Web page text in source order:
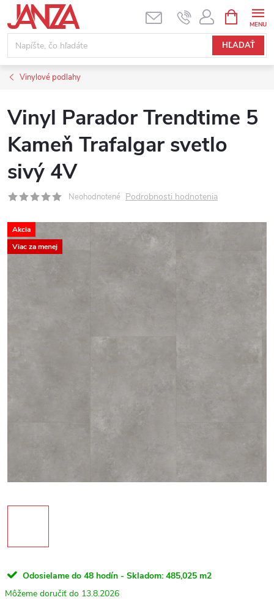
Prejsť na obsah
HĽADAŤ
Vinylové podlahy
Vinyl Parador Trendtime 5
Kameň Trafalgar svetlo
sivý 4V
Neohodnotené Podrobnosti hodnotenia
Akcia
Viac za menej
Odosielame do 48 hodín - Skladom: 485,025 m2
13.8.2026